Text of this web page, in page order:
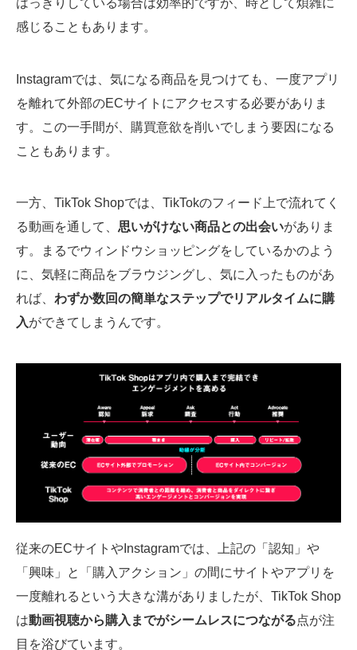
感じることもあります。
Instagramでは、気になる商品を見つけても、一度アプリ
を離れて外部のECサイトにアクセスする必要がありま
す。この一手間が、購買意欲を削いでしまう要因になる
こともあります。
一方、TikTok Shopでは、TikTokのフィード上で流れてく
る動画を通して、 思いがけない商品との出会いがありま
す。まるでウィンドウショッピングをしているかのよう
に、気軽に商品をブラウジングし、気に入ったものがあ
れば、 わずか数回の簡単なステップでリアルタイムに購
入ができてしまうんです。
従来のECサイトやInstagramでは、上記の「認知」や
「興味」と「購入アクション」の間にサイトやアプリを
一度離れるという大きな溝がありましたが、TikTok Shop
は動画視聴から購入までがシームレスにつながる点が注
目を浴びています。